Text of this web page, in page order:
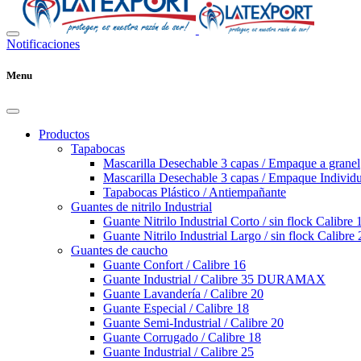
Notificaciones
Menu
Productos
Tapabocas
Mascarilla Desechable 3 capas / Empaque a granel
Mascarilla Desechable 3 capas / Empaque
Tapabocas Plástico / Antiempañante
Guantes de nitrilo Industrial
Guante Nitrilo Industrial Corto / sin flock Calibre
Guante Nitrilo Industrial Largo / sin flock Calibre
Guantes de caucho
Guante Confort / Calibre 16
Guante Industrial / Calibre 35 DURAMAX
Guante Lavandería / Calibre 20
Guante Especial / Calibre 18
Guante Semi-Industrial / Calibre 20
Guante Corrugado / Calibre 18
Guante Industrial / Calibre 25